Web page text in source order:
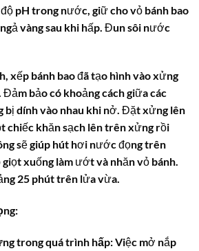
pH trong nước, giữ cho vỏ bánh bao
vàng sau khi hấp. Đun sôi nước
xếp bánh bao đã tạo hình vào xửng
bảo có khoảng cách giữa các
bị dính vào nhau khi nở. Đặt xửng lên
chiếc khăn sạch lên trên xửng rồi
sẽ giúp hút hơi nước đọng trên
xuống làm ướt và nhăn vỏ bánh.
25 phút trên lửa vừa.
trong quá trình hấp:Việc mở nắp